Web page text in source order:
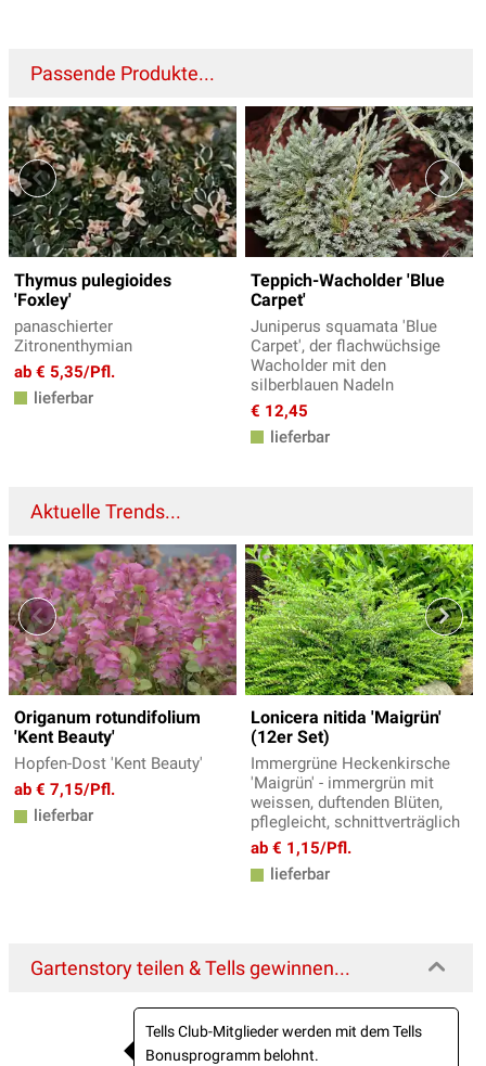
Passende Produkte...
Thymus pulegioides
'Foxley'
panaschierter
Zitronenthymian
ab € 5,35/Pfl.
lieferbar
Teppich-Wacholder 'Blue
Carpet'
Juniperus squamata 'Blue
Carpet', der flachwüchsige
Wacholder mit den
silberblauen Nadeln
€ 12,45
lieferbar
Aktuelle Trends...
Origanum rotundifolium
'Kent Beauty'
Hopfen-Dost 'Kent Beauty'
ab € 7,15/Pfl.
lieferbar
Lonicera nitida 'Maigrün'
(12er Set)
Immergrüne Heckenkirsche
'Maigrün' - immergrün mit
weissen, duftenden Blüten,
pflegleicht, schnittverträglich
ab € 1,15/Pfl.
lieferbar
Gartenstory teilen & Tells gewinnen...
Tells Club-Mitglieder werden mit dem Tells
Bonusprogramm belohnt.